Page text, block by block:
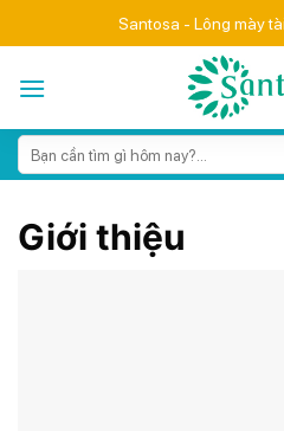
to
Santosa - Lông mày
Search
for:
Giới thiệu